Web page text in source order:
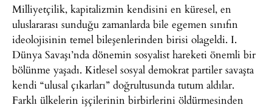
Milliyetçilik, kapitalizmin kendisini en küresel, en
uluslararası sunduğu zamanlarda bile egemen sınıfın
ideolojisinin temel bileşenlerinden birisi olageldi. I.
Dünya Savaşı’nda dönemin sosyalist hareketi önemli bir
bölünme yaşadı. Kitlesel sosyal demokrat partiler savaşta
kendi “ulusal çıkarları” doğrultusunda tutum aldılar.
Farklı ülkelerin işçilerinin birbirlerini öldürmesinden